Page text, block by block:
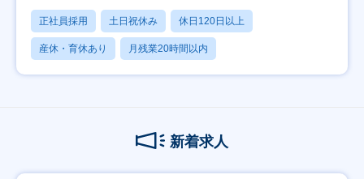
正社員採用 土日祝休み 休日120日以上
産休・育休あり 月残業20時間以内
新着求人